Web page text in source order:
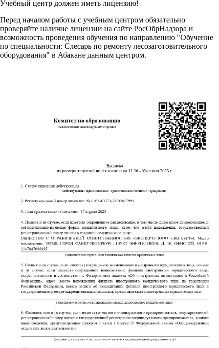
Учебный центр должен иметь лицензию!
Перед началом работы с учебным центром обязательно
проверяйте наличие лицензии на сайте РосОбрНадзора и
возможность проведения обучения по направлению "Обучение
по специальности: Слесарь по ремонту лесозаготовительного
оборудования" в Абакане данным центром.